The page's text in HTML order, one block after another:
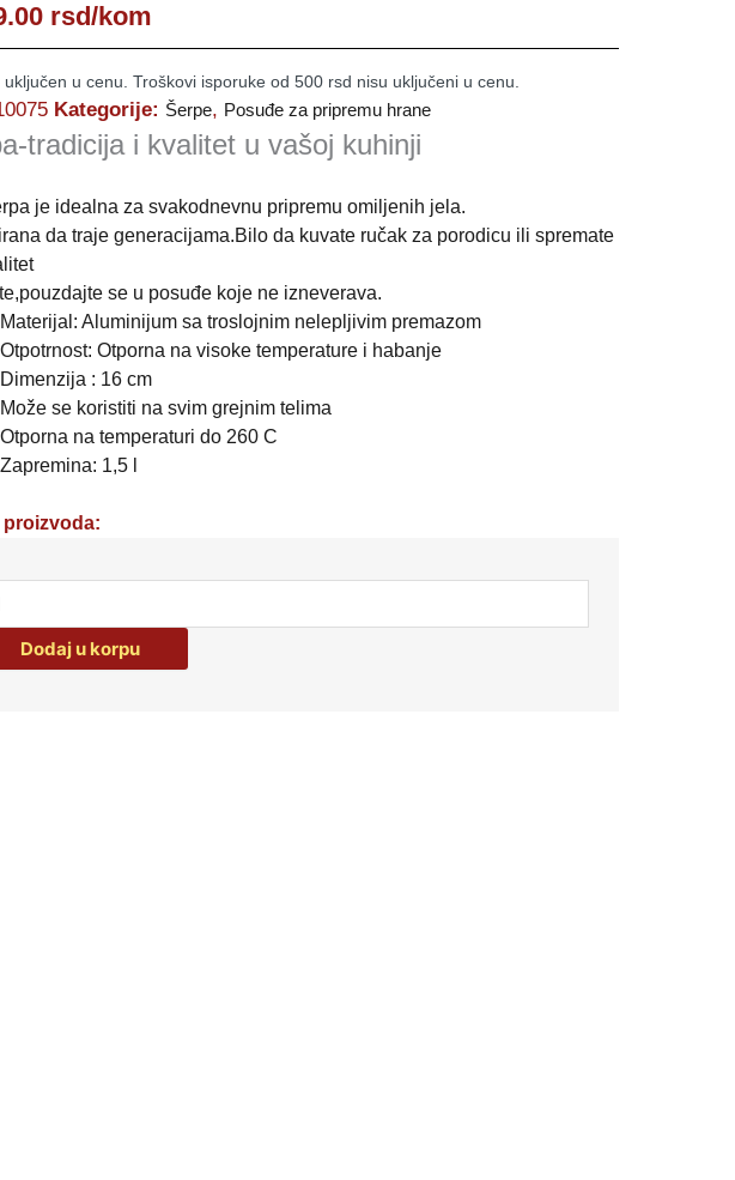
rsd/kom
uključen u cenu. Troškovi isporuke od 500 rsd nisu uključeni u cenu.
Kategorije: Šerpe, Posuđe za pripremu hrane
tradicija i kvalitet u vašoj kuhinji
je idealna za svakodnevnu pripremu omiljenih jela.
da traje generacijama.Bilo da kuvate ručak za porodicu ili spremate
se u posuđe koje ne izneverava.
Materijal: Aluminijum sa troslojnim nelepljivim premazom
Otpotrnost: Otporna na visoke temperature i habanje
Dimenzija : 16 cm
Može se koristiti na svim grejnim telima
Otporna na temperaturi do 260 C
Zapremina: 1,5 l
proizvoda:
Dodaj u korpu